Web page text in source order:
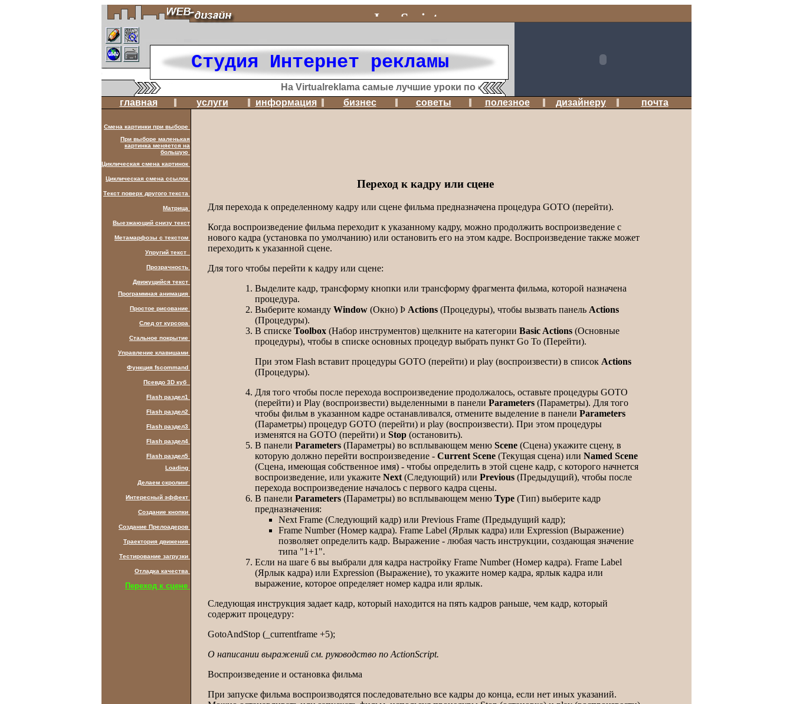
примеры JavaScript
Студия Интернет рекламы
На Virtualreklama самые лучшие уроки по созданию Web-дизайна
главная
услуги информация бизнес советы полезное дизайнеру почта
Смена картинки при выборе
При выборе маленькая
картинка меняется на
большую
Циклическая смена картинок
Циклическая смена ссылок
Текст поверх другого текста
Матрица
Выезжающий снизу текст
Метамарфозы с текстом
Упругий текст
Прозрачность
Движущийся текст
Программная анимация
Простое рисование
След от курсора
Стальное покрытие
Управление клавишами
Функция fscommand
Псевдо 3D куб
Flash раздел1
Flash раздел2
Flash раздел3
Flash раздел4
Flash раздел5
Loading
Делаем скролинг
Интересный эффект
Создание кнопки
Создание Прелоадеров
Траектория движения
Тестирование загрузки
Отладка качества
Переход к сцене
Переход к кадру или сцене
Для перехода к определенному кадру или сцене фильма предназначена процедура GOTO (перейти).
Когда воспроизведение фильма переходит к указанному кадру, можно продолжить воспроизведение с
нового кадра (установка по умолчанию) или остановить его на этом кадре. Воспроизведение также может
переходить к указанной сцене.
Для того чтобы перейти к кадру или сцене:
Выделите кадр, трансформу кнопки или трансформу фрагмента фильма, которой назначена
процедура.
Выберите команду Window (Окно) Þ Actions (Процедуры), чтобы вызвать панель Actions
(Процедуры).
В списке Toolbox (Набор инструментов) щелкните на категории Basic Actions (Основные
процедуры), чтобы в списке основных процедур выбрать пункт Go To (Перейти).
При этом Flash вставит процедуры GOTO (перейти) и play (воспроизвести) в список Actions
(Процедуры).
Для того чтобы после перехода воспроизведение продолжалось, оставьте процедуры GOTO
(перейти) и Рlaу (воспроизвести) выделенными в панели Parameters (Параметры). Для того
чтобы фильм в указанном кадре останавливался, отмените выделение в панели Parameters
(Параметры) процедур GOTO (перейти) и play (воспроизвести). При этом процедуры
изменятся на GOTO (перейти) и Stop (остановить).
В панели Parameters (Параметры) во всплывающем меню Scene (Сцена) укажите сцену, в
которую должно перейти воспроизведение - Current Scene (Текущая сцена) или Named Scene
(Сцена, имеющая собственное имя) - чтобы определить в этой сцене кадр, с которого начнется
воспроизведение, или укажите Next (Следующий) или Previous (Предыдущий), чтобы после
перехода воспроизведение началось с первого кадра сцены.
В панели Parameters (Параметры) во всплывающем меню Type (Тип) выберите кадр
предназначения:
Next Frame (Следующий кадр) или Previous Frame (Предыдущий кадр);
Frame Number (Номер кадра). Frame Label (Ярлык кадра) или Expression (Выражение)
позволяет определить кадр. Выражение - любая часть инструкции, создающая значение
типа "1+1".
Если на шаге 6 вы выбрали для кадра настройку Frame Number (Номер кадра). Frame Label
(Ярлык кадра) или Expression (Выражение), то укажите номер кадра, ярлык кадра или
выражение, которое определяет номер кадра или ярлык.
Следующая инструкция задает кадр, который находится на пять кадров раньше, чем кадр, который
содержит процедуру:
GotoAndStop (_currentframe +5);
О написании выражений см. руководство по ActionScript.
Воспроизведение и остановка фильма
При запуске фильма воспроизводятся последовательно все кадры до конца, если нет иных указаний.